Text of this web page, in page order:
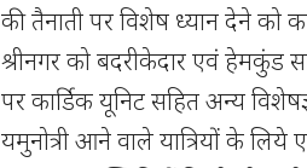
की तैनाती पर विशेष ध्यान देने को
श्रीनगर को बदरीकेदार एवं हेमकुंड
पर कार्डिक यूनिट सहित अन्य
यमुनोत्री आने वाले यात्रियों के